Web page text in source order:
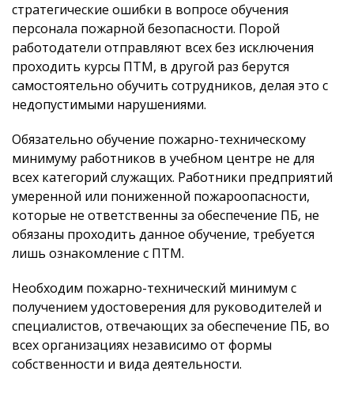
стратегические ошибки в вопросе обучения
персонала пожарной безопасности. Порой
работодатели отправляют всех без исключения
проходить курсы ПТМ, в другой раз берутся
самостоятельно обучить сотрудников, делая это с
недопустимыми нарушениями.
Обязательно обучение пожарно-техническому
минимуму работников в учебном центре не для
всех категорий служащих. Работники предприятий
умеренной или пониженной пожароопасности,
которые не ответственны за обеспечение ПБ, не
обязаны проходить данное обучение, требуется
лишь ознакомление с ПТМ.
Необходим пожарно-технический минимум с
получением удостоверения для руководителей и
специалистов, отвечающих за обеспечение ПБ, во
всех организациях независимо от формы
собственности и вида деятельности.